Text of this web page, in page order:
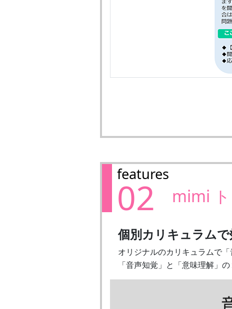
features
02 mimi
個別カリキュラム
オリジナルのカリキュラムで
「音声知覚」と「意味理解」